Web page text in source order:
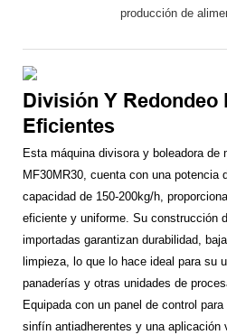
producción de
División Y Redondeo
Eficientes
Esta máquina divisora ​​y boleadora de
MF30MR30, cuenta con una potencia
capacidad de 150-200kg/h,
eficiente y uniforme. Su construcción
importadas garantizan durabilidad,
limpieza, lo que lo hace ideal para su
panaderías y otras unidades de
Equipada con un panel de control
sinfín antiadherentes y una aplicación